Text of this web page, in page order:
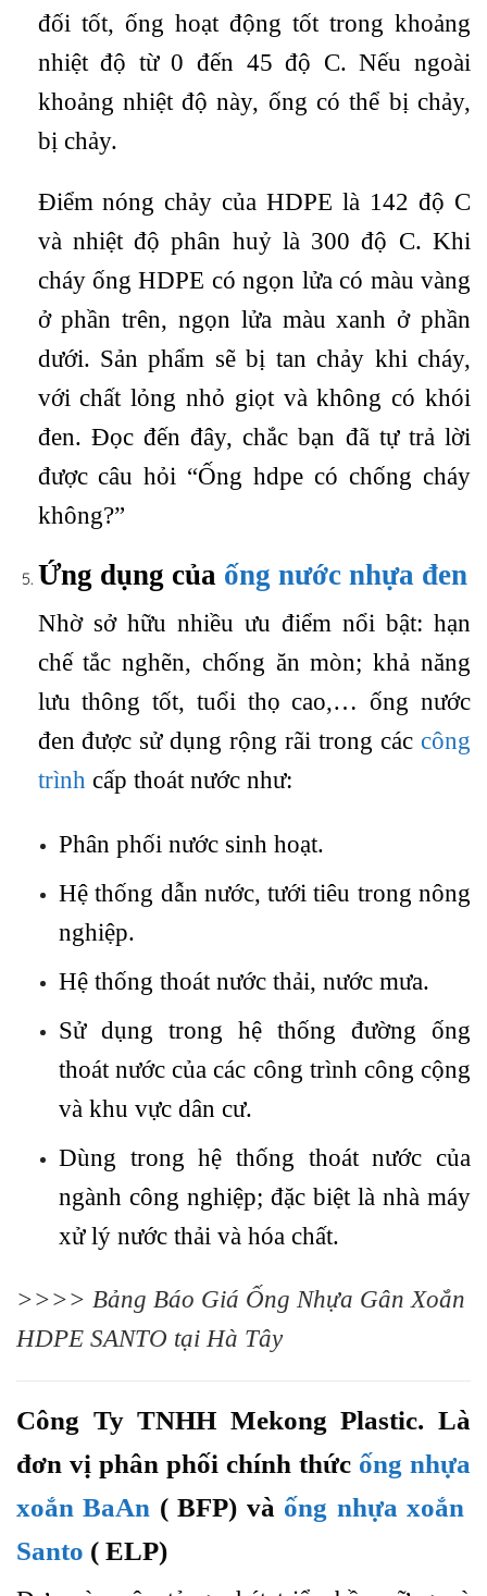
đối tốt, ống hoạt động tốt trong khoảng
nhiệt độ từ 0 đến 45 độ C. Nếu ngoài
khoảng nhiệt độ này, ống có thể bị chảy,
bị chảy.
Điểm nóng chảy của HDPE là 142 độ C
và nhiệt độ phân huỷ là 300 độ C. Khi
cháy ống HDPE có ngọn lửa có màu vàng
ở phần trên, ngọn lửa màu xanh ở phần
dưới. Sản phẩm sẽ bị tan chảy khi cháy,
với chất lỏng nhỏ giọt và không có khói
đen. Đọc đến đây, chắc bạn đã tự trả lời
được câu hỏi “Ống hdpe có chống cháy
không?”
Ứng dụng của ống nước nhựa đen
Nhờ sở hữu nhiều ưu điểm nổi bật: hạn
chế tắc nghẽn, chống ăn mòn; khả năng
lưu thông tốt, tuổi thọ cao,… ống nước
đen được sử dụng rộng rãi trong các công
trìnhcấp thoát nước như:
Phân phối nước sinh hoạt.
Hệ thống dẫn nước, tưới tiêu trong nông
nghiệp.
Hệ thống thoát nước thải, nước mưa.
Sử dụng trong hệ thống đường ống
thoát nước của các công trình công cộng
và khu vực dân cư.
Dùng trong hệ thống thoát nước của
ngành công nghiệp; đặc biệt là nhà máy
xử lý nước thải và hóa chất.
>>>> Bảng Báo Giá Ống Nhựa Gân Xoắn
HDPE SANTO tại Hà Tây
Công Ty TNHH Mekong Plastic. Là
đơn vị phân phối chính thức ống nhựa
xoắn BaAn ( BFP) và ống nhựa xoắn
Santo ( ELP)